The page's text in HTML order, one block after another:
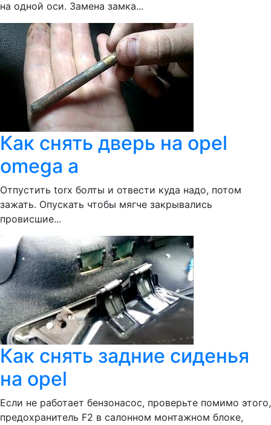
на одной оси. Замена замка...
Как снять дверь на opel
omega a
Отпустить torx болты и отвести куда надо, потом
зажать. Опускать чтобы мягче закрывались
провисшие...
Как снять задние сиденья
на opel
Если не работает бензонасос, проверьте помимо этого,
предохранитель F2 в салонном монтажном блоке,